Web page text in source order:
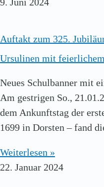
Auftakt zum 325.
Ursulinen mit
Neues Schulbanner mit
Am gestrigen So.,
dem Ankunftstag der
1699 in Dorsten – fand
Weiterlesen »
22. Januar 2024